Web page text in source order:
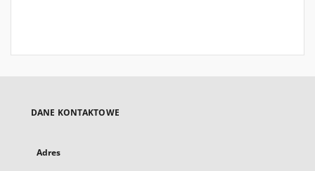
DANE KONTAKTOWE
Adres